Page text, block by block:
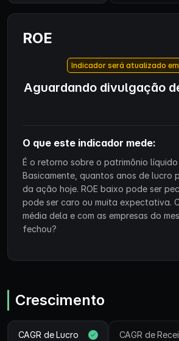
ROE
Indicador será atualizado
Aguardando divulgação
O que este indicador mede:
É o retorno sobre o patrimônio líquido
Basicamente, quantos anos de lucro
da ação hoje. ROE baixo pode ser
pode ser caro ou muita expectativa.
média dela e com as empresas do
fechou?
Crescimento
CAGR de Lucro CAGR de